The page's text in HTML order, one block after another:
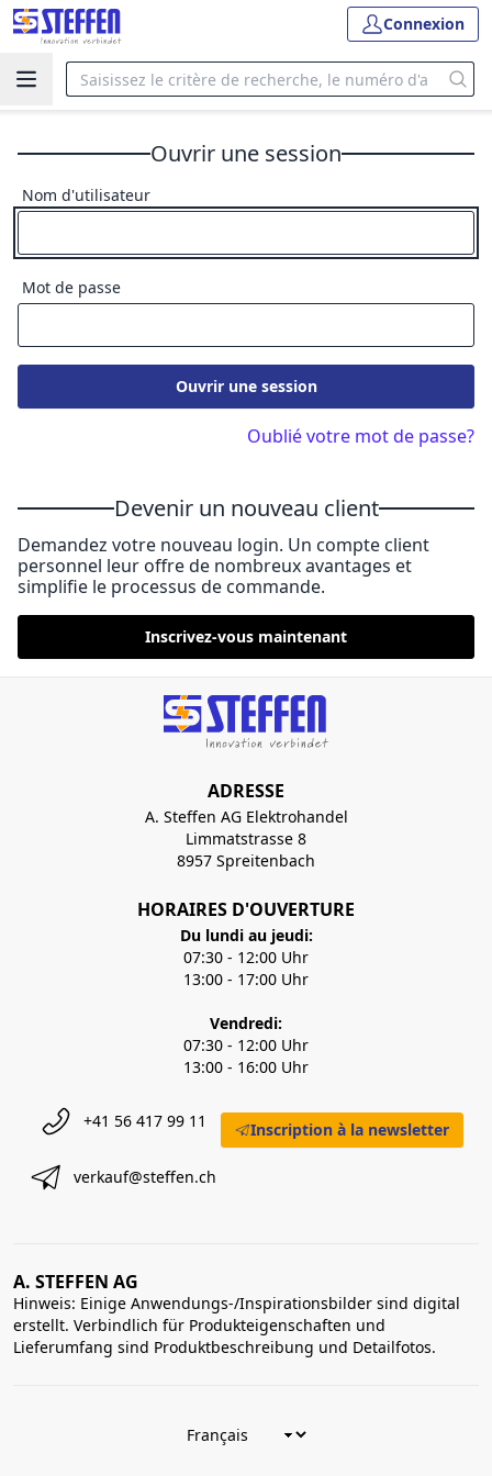
Connexion
Ouvrir une session
Nom d'utilisateur
Mot de passe
Ouvrir une session
Oublié votre mot de passe?
Devenir un nouveau client
Demandez votre nouveau login. Un compte client
personnel leur offre de nombreux avantages et
simplifie le processus de commande.
Inscrivez-vous maintenant
ADRESSE
A. Steffen AG Elektrohandel
Limmatstrasse 8
8957 Spreitenbach
HORAIRES D'OUVERTURE
Du lundi au jeudi:
07:30 - 12:00 Uhr
13:00 - 17:00 Uhr
Vendredi:
07:30 - 12:00 Uhr
13:00 - 16:00 Uhr
+41 56 417 99 11
verkauf@steffen.ch
Inscription à la newsletter
A. STEFFEN AG
Hinweis: Einige Anwendungs-/Inspirationsbilder sind digital
erstellt. Verbindlich für Produkteigenschaften und
Lieferumfang sind Produktbeschreibung und Detailfotos.